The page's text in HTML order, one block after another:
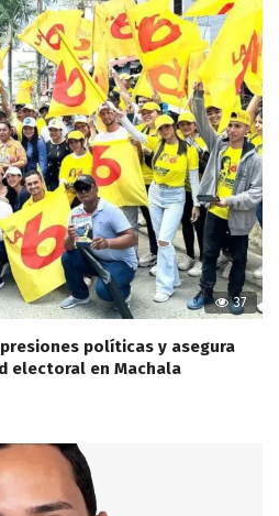
37
políticas y asegura
electoral en Machala